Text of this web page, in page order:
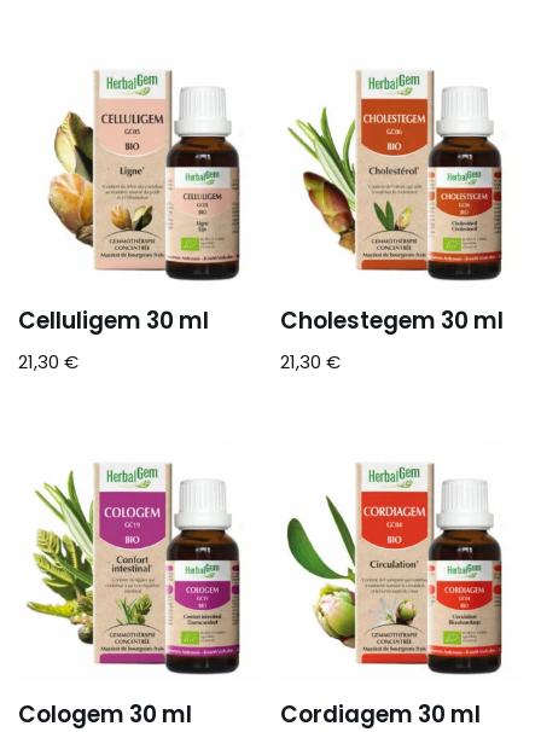
Celluligem 30 ml
21,30 €
Cholestegem 30 ml
21,30€
Cologem 30 ml Cordiagem 30 ml